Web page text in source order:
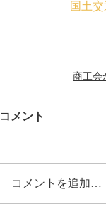
国土
商工会
コメント
コメントを追加…